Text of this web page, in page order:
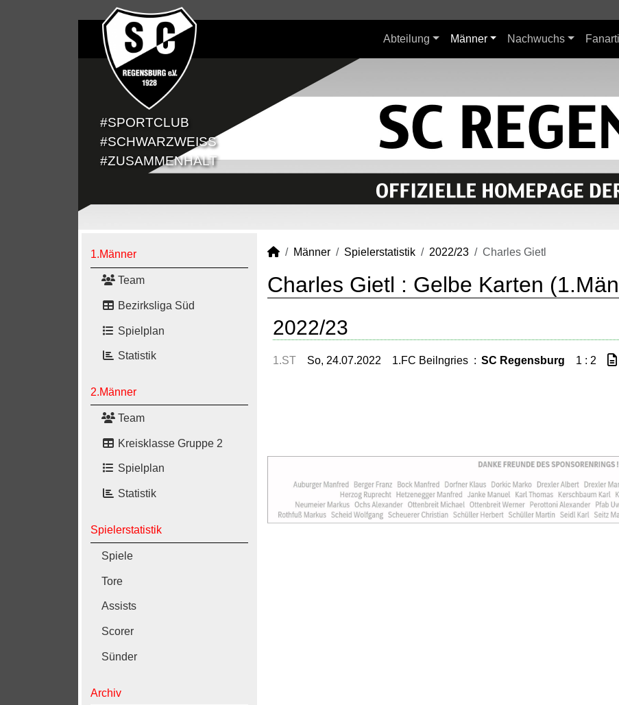
Abteilung Männer Nachwuchs
#SPORTCLUB
#SCHWARZWEISS
#ZUSAMMENHALT
1.Männer
Team
Bezirksliga Süd
Spielplan
Statistik
2.Männer
Team
Kreisklasse Gruppe 2
Spielplan
Statistik
Spielerstatistik
Spiele
Tore
Assists
Scorer
Sünder
Archiv
Männer Spielerstatistik 2022/23 Charles Gietl
Charles Gietl : Gelbe Karten
2022/23
1.ST So, 24.07.2022 1.FC Beilngries : SC Regensburg 1 : 2